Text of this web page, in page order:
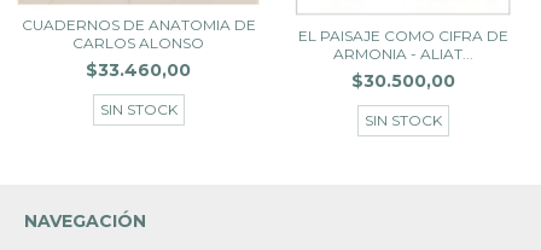
CUADERNOS DE ANATOMIA DE
CARLOS ALONSO
$33.460,00
SIN STOCK
EL PAISAJE COMO CIFRA DE
ARMONIA - ALIAT...
$30.500,00
SIN STOCK
NAVEGACIÓN